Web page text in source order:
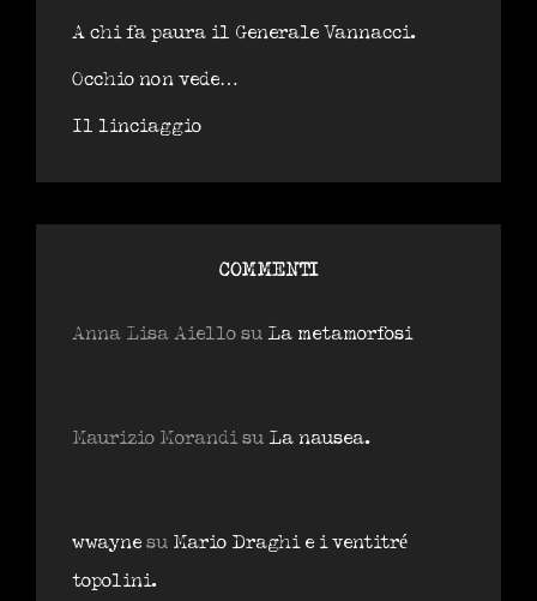
A chi fa paura il Generale Vannacci.
Occhio non vede…
Il linciaggio
COMMENTI
Anna Lisa Aiello su La metamorfosi
Maurizio Morandisu La nausea.
wwayne su Mario Draghi e i ventitré
topolini.